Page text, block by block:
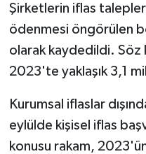
Şirketlerin iflas
ödenmesi öngörülen
olarak kaydedildi. Söz
2023'te yaklaşık 3,1
Kurumsal iflaslar
eylülde kişisel iflas
konusu rakam,